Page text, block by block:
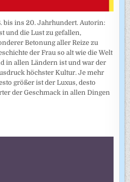
bis ins 20. Jahrhundert. Autorin:
und die Lust zu gefallen,
Betonung aller Reize zu
der Frau so alt wie die Welt
in allen Ländern ist und war der
höchster Kultur. Je mehr
größer ist der Luxus, desto
der Geschmack in allen Dingen